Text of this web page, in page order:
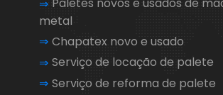
metal
Chapatex novo e usado
Serviço de locação de palete
Serviço de reforma de palete